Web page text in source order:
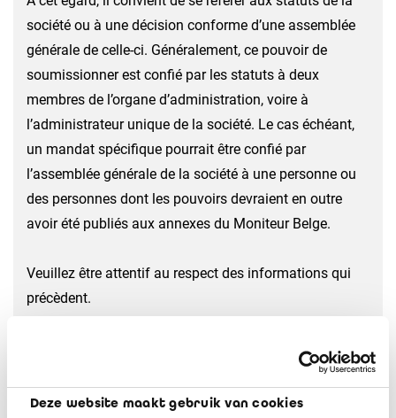
Deze website maakt gebruik van cookies
société ou à une décision conforme d’une assemblée
générale de celle-ci. Généralement, ce pouvoir de
soumissionner est confié par les statuts à deux
membres de l’organe d’administration, voire à
l’administrateur unique de la société. Le cas échéant,
un mandat spécifique pourrait être confié par
l’assemblée générale de la société à une personne ou
des personnes dont les pouvoirs devraient en outre
avoir été publiés aux annexes du Moniteur Belge.
Veuillez être attentif au respect des informations qui
précèdent.
habilitée à signer pour le compte d’une
société une offre dans le cadre d’un